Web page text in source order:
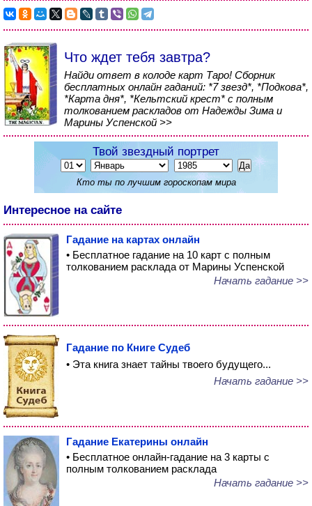
Что ждет тебя завтра?
Найди ответ в колоде карт Таро! Сборник
бесплатных онлайн гаданий: *7 звезд*, *Подкова*,
*Карта дня*, *Кельтский крест* с полным
толкованием раскладов от Надежды Зима и
Марины Успенской >>
Твой звездный портрет
Кто ты по лучшим гороскопам мира
Интересное на сайте
Гадание на картах онлайн
• Бесплатное гадание на 10 карт с полным
толкованием расклада от Марины Успенской
Начать гадание >>
Гадание по Книге Судеб
• Эта книга знает тайны твоего будущего...
Начать гадание >>
Гадание Екатерины онлайн
• Бесплатное онлайн-гадание на 3 карты с
полным толкованием расклада
Начать гадание >>